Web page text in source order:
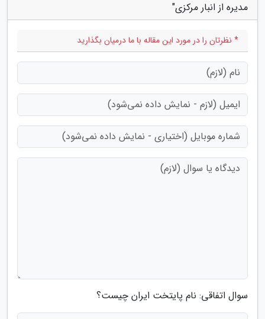
مدیره از انبار مرکزی"
* نظرتان را در مورد این مقاله با ما درمیان بگذارید
سوال اتفاقی: نام پایتخت ایران چیست؟